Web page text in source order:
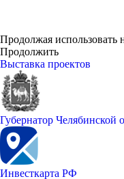
Продолжая использовать
Продолжить
Выставка проектов
Губернатор Челябинской
Инвесткарта РФ